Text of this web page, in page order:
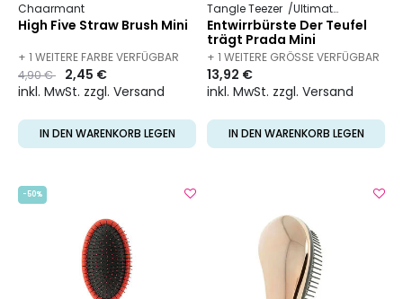
Chaarmant
High Five Straw Brush Mini
+ 1 WEITERE FARBE VERFÜGBAR
Preis
4,90 €to 2,45 €
inkl. MwSt. zzgl. Versand
IN DEN WARENKORB LEGEN
Tangle Teezer Ultimate Detangler
Entwirrbürste Der Teufel
trägt Prada Mini
+ 1 WEITERE GRÖSSE VERFÜGBAR
13,92 €
inkl. MwSt. zzgl. Versand
IN DEN WARENKORB LEGEN
-50%